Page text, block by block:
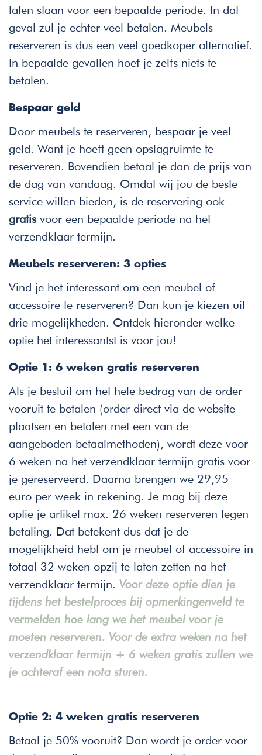
laten staan voor een bepaalde periode. In dat
geval zul je echter veel betalen. Meubels
reserveren is dus een veel goedkoper alternatief.
In bepaalde gevallen hoef je zelfs niets te
betalen.
Bespaar geld
Door meubels te reserveren, bespaar je veel
geld. Want je hoeft geen opslagruimte te
reserveren. Bovendien betaal je dan de prijs van
de dag van vandaag. Omdat wij jou de beste
service willen bieden, is de reservering ook
gratisvoor een bepaalde periode na het
verzendklaar termijn.
Meubels reserveren: 3 opties
Vind je het interessant om een meubel of
accessoire te reserveren? Dan kun je kiezen uit
drie mogelijkheden. Ontdek hieronder welke
optie het interessantst is voor jou!
Optie 1: 6 weken gratis reserveren
Als je besluit om het hele bedrag van de order
vooruit te betalen (order direct via de website
plaatsen en betalen met een van de
aangeboden betaalmethoden), wordt deze voor
6 weken na het verzendklaar termijn gratis voor
je gereserveerd. Daarna brengen we 29,95
euro per week in rekening. Je mag bij deze
optie je artikel max. 26 weken reserveren tegen
betaling. Dat betekent dus dat je de
mogelijkheid hebt om je meubel of accessoire in
totaal 32 weken opzij te laten zetten na het
verzendklaar termijn. Voor deze optie dien je
tijdens het bestelproces bij opmerkingenveld te
vermelden hoe lang we het meubel voor je
moeten reserveren. Voor de extra weken na het
verzendklaar termijn + 6 weken gratis zullen we
je achteraf een nota sturen.
Optie 2: 4 weken gratis reserveren
Betaal je 50% vooruit? Dan wordt je order voor